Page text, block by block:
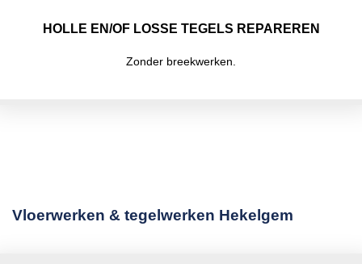
HOLLE EN/OF LOSSE TEGELS REPAREREN
Zonder breekwerken.
Vloerwerken & tegelwerken Hekelgem